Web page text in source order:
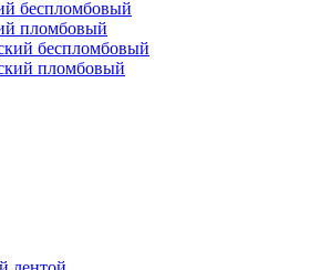
беспломбовый
пломбовый
беспломбовый
пломбовый